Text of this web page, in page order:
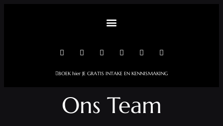
BOEK hier JE GRATIS INTAKE EN KENNISMAKING
Ons Team